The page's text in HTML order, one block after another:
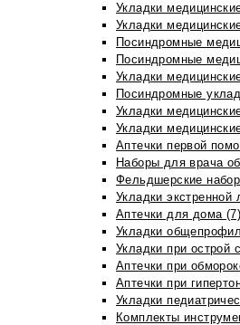
Укладки
Укладки
Посиндромные
Посиндромные
Укладки
Посиндромные
Укладки
Укладки
Аптечки первой
Наборы для врача
Фельдшерские
Укладки экстренной
Аптечки для дома (7)
Укладки
Укладки при острой
Аптечки при
Аптечки при
Укладки
Комплекты